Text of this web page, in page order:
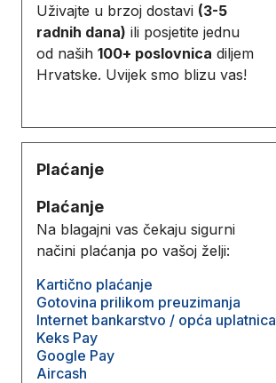
Uživajte u brzoj dostavi (3-5
radnih dana) ili posjetite jednu
od naših 100+ poslovnica diljem
Hrvatske. Uvijek smo blizu vas!
Plaćanje
Plaćanje
Na blagajni vas čekaju sigurni
načini plaćanja po vašoj želji:
Kartično plaćanje
Gotovina prilikom preuzimanja
Internet bankarstvo / opća uplatnica
Keks Pay
Google Pay
Aircash